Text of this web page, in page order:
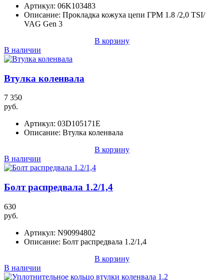
Артикул: 06K103483
Описание: Прокладка кожуха цепи ГРМ 1.8 /2,0 TSI/
VAG Gen 3
В корзину
В наличии
Втулка коленвала
7 350
руб.
Артикул: 03D105171E
Описание: Втулка коленвала
В корзину
В наличии
Болт распредвала 1.2/1,4
630
руб.
Артикул: N90994802
Описание: Болт распредвала 1.2/1,4
В корзину
В наличии